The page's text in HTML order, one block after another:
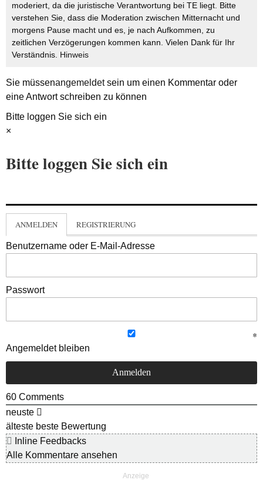
moderiert, da die juristische Verantwortung bei TE liegt. Bitte
verstehen Sie, dass die Moderation zwischen Mitternacht und
morgens Pause macht und es, je nach Aufkommen, zu
zeitlichen Verzögerungen kommen kann. Vielen Dank für Ihr
Verständnis. Hinweis
Sie müssenangemeldetsein um einen Kommentar oder
eine Antwort schreiben zu können
Bitte loggen Sie sich ein
×
Bitte loggen Sie sich ein
ANMELDEN REGISTRIERUNG
Benutzername oder E-Mail-Adresse
Passwort
Angemeldet bleiben
60 Comments
neuste
älteste beste Bewertung
Inline Feedbacks
Alle Kommentare ansehen